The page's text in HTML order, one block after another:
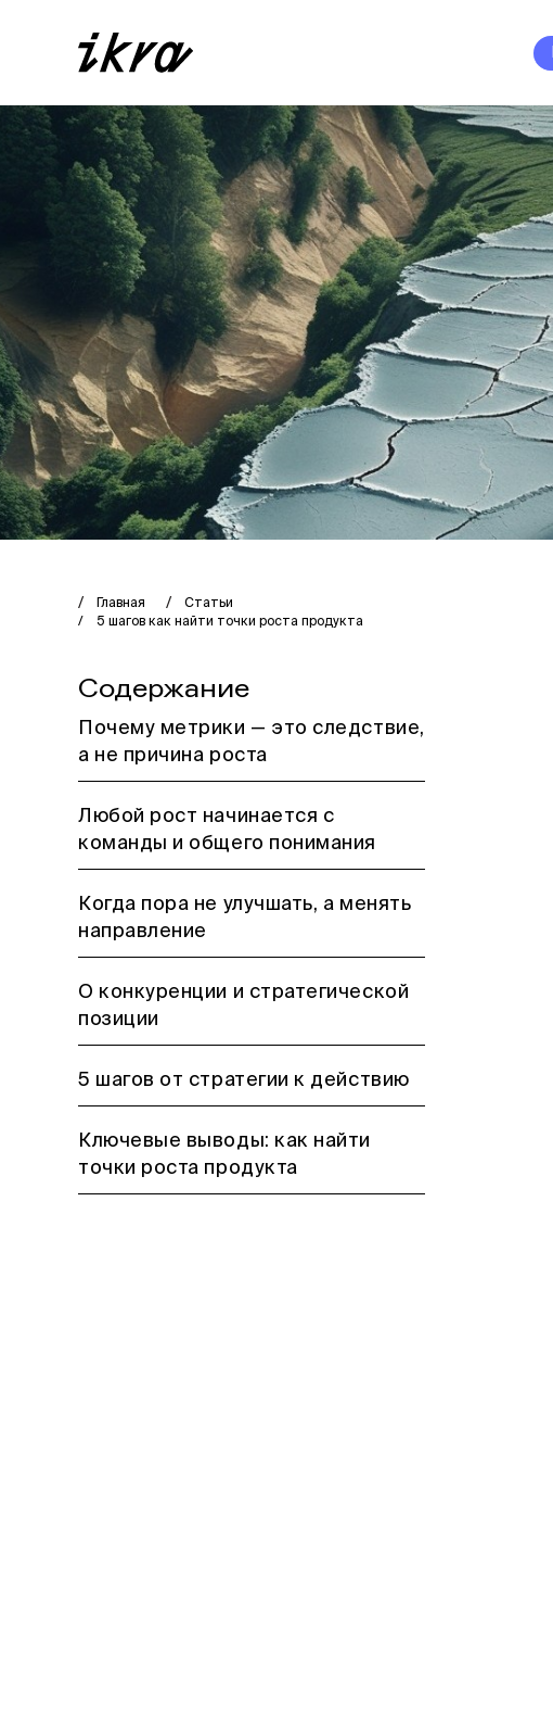
Главная
Статьи
5 шагов как найти точки роста продукта
Содержание
Почему метрики — это следствие,
а не причина роста
Любой рост начинается с
команды и общего понимания
Когда пора не улучшать, а менять
направление
О конкуренции и стратегической
позиции
5 шагов от стратегии к действию
Ключевые выводы: как найти
точки роста продукта